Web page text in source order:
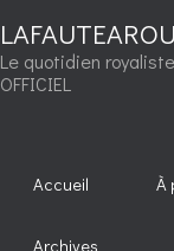
Le quotidien
OFFICIEL
Accueil À
Archives